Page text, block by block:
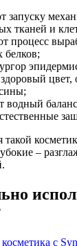
запуску
тканей и
процесс
белков;
цвет,
водный
такой
–
косметика с